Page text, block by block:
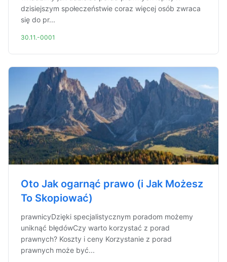
dzisiejszym społeczeństwie coraz więcej osób zwraca
się do pr...
30.11.-0001
Oto Jak ogarnąć prawo (i Jak Możesz
To Skopiować)
prawnicyDzięki specjalistycznym poradom możemy
uniknąć błędówCzy warto korzystać z porad
prawnych? Koszty i ceny Korzystanie z porad
prawnych może być...